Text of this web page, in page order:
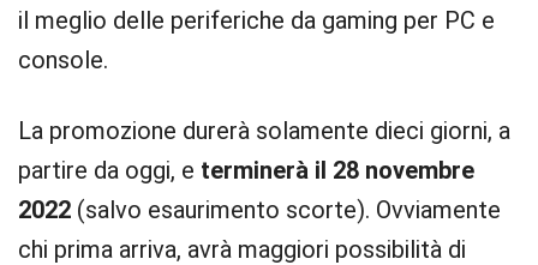
il meglio delle periferiche da gaming per PC e
console.
La promozione durerà solamente dieci giorni, a
partire da oggi, e terminerà il 28 novembre
2022 (salvo esaurimento scorte). Ovviamente
chi prima arriva, avrà maggiori possibilità di